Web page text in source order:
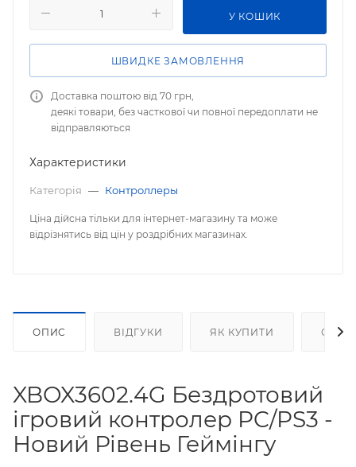
У КОШИК
ШВИДКЕ ЗАМОВЛЕННЯ
Доставка поштою від 70 грн,
деякі товари, без часткової чи повної передоплати не
відправляються
Характеристики
Категорія — Контроллеры
Ціна дійсна тільки для інтернет-магазину та може
відрізнятись від цін у роздрібних магазинах.
ОПИС ВІДГУКИ ЯК КУПИТИ
XBOX3602.4G Бездротовий
ігровий контролер PC/PS3 -
Новий Рівень Геймінгу